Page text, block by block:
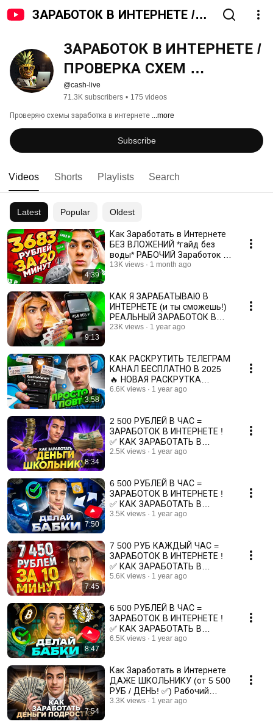
ЗАРАБОТОК В ИНТЕРНЕТЕ /
ЗАРАБОТОК В ИНТЕРНЕТЕ /
ПРОВЕРКА СХЕМ
ЗАРАБОТКА
@cash-live
71.3K subscribers • 175 videos
Проверяю схемы заработка в интернете ...more
Subscribe
Videos Shorts Playlists Search
Latest Popular Oldest
4:39
Как Заработать в Интернете
БЕЗ ВЛОЖЕНИЙ *гайд без
воды* РАБОЧИЙ Заработок в
Интернете С НУЛЯ 2026 🔥
13K views 1 month ago
9:13
КАК Я ЗАРАБАТЫВАЮ В
ИНТЕРНЕТЕ (и ты сможешь!)
РЕАЛЬНЫЙ ЗАРАБОТОК В
ИНТЕРНЕТЕ БЕЗ ВЛОЖЕНИЙ
23K views 1 year ago
3:58
КАК РАСКРУТИТЬ ТЕЛЕГРАМ
КАНАЛ БЕСПЛАТНО В 2025
🔥 НОВАЯ РАСКРУТКА
ТЕЛЕГРАМ КАНАЛА ЗА ДЕНЬ
6.6K views 1 year ago
8:34
2 500 РУБЛЕЙ В ЧАС =
ЗАРАБОТОК В ИНТЕРНЕТЕ !
✅ КАК ЗАРАБОТАТЬ В
ИНТЕРНЕТЕ? 💰 ЗАРАБОТОК
2.5K views 1 year ago
7:50
6 500 РУБЛЕЙ В ЧАС =
ЗАРАБОТОК В ИНТЕРНЕТЕ !
✅ КАК ЗАРАБОТАТЬ В
ИНТЕРНЕТЕ? 💰 ЗАРАБОТОК
3.5K views 1 year ago
7:45
7 500 РУБ КАЖДЫЙ ЧАС =
ЗАРАБОТОК В ИНТЕРНЕТЕ !
✅ КАК ЗАРАБОТАТЬ В
ИНТЕРНЕТЕ? 💰 ЗАРАБОТОК
5.6K views 1 year ago
8:47
6 500 РУБЛЕЙ В ЧАС =
ЗАРАБОТОК В ИНТЕРНЕТЕ !
✅ КАК ЗАРАБОТАТЬ В
ИНТЕРНЕТЕ? 💰 ЗАРАБОТОК
6.5K views 1 year ago
7:54
Как Заработать в Интернете
ДАЖЕ ШКОЛЬНИКУ (от 5 500
РУБ / ДЕНЬ! ✅) Рабочий
Заработок в Интернете
3.3K views 1 year ago